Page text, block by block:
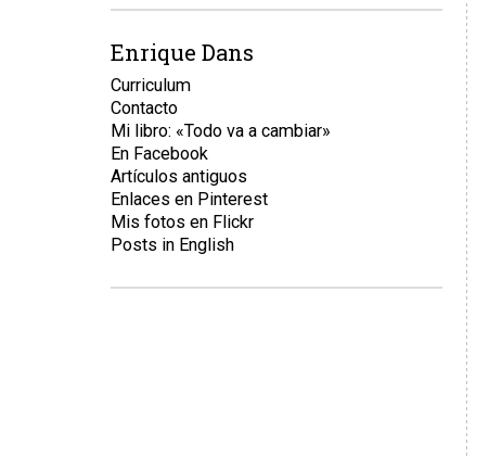
Enrique Dans
Curriculum
Contacto
Mi libro: «Todo va a cambiar»
En Facebook
Artículos antiguos
Enlaces en Pinterest
Mis fotos en Flickr
Posts in English